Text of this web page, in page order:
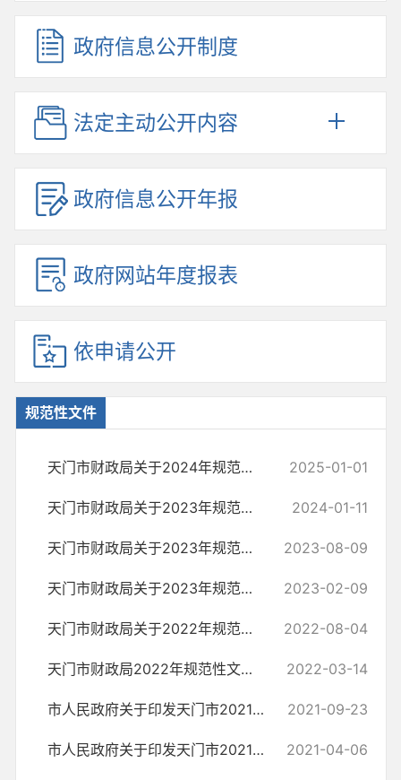
政府信息公开制度
法定主动公开内容
政府信息公开年报
政府网站年度报表
依申请公开
规范性文件
天门市财政局关于2024年规范性文件更新情况说明 2025-01-01
天门市财政局关于2023年规范性文件更新情况说明 2024-01-11
天门市财政局关于2023年规范性文件更新情况说明 2023-08-09
天门市财政局关于2023年规范性文件更新情况说明 2023-02-09
天门市财政局关于2022年规范性文件更新情况说明 2022-08-04
天门市财政局2022年规范性文件更新说明 2022-03-14
市人民政府关于印发天门市2021年统筹使用财政涉农资金调整方案的通知 2021-09-23
市人民政府关于印发天门市2021年统筹使用涉农资金实施方案的通知 2021-04-06